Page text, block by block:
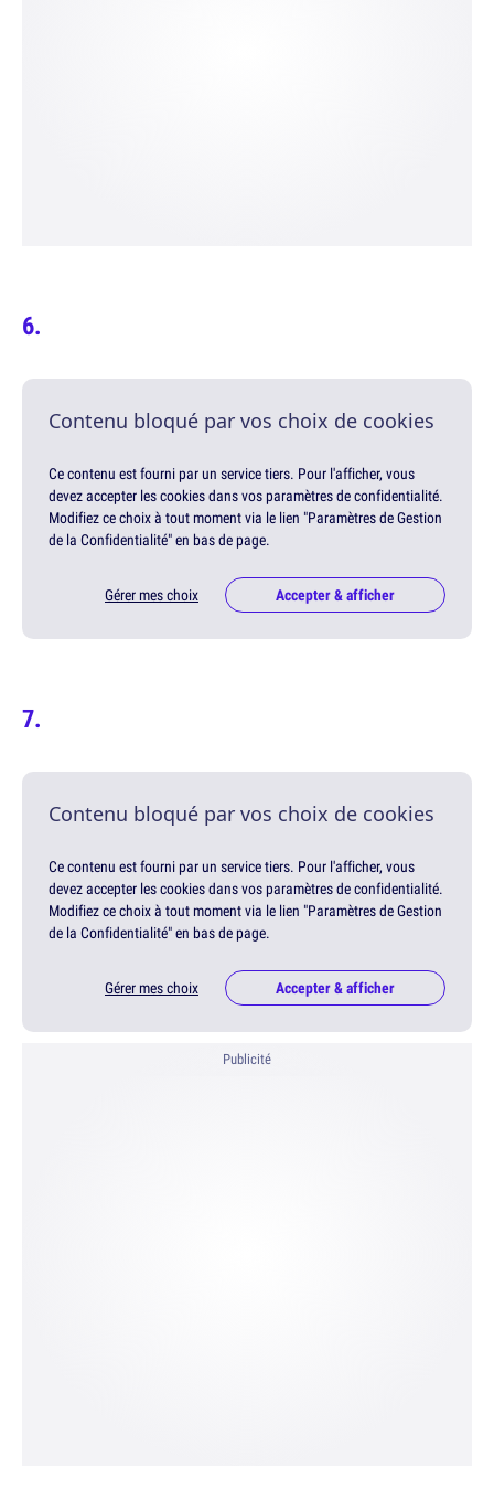
Contenu bloqué par vos choix de cookies
Ce contenu est fourni par un service tiers. Pour l'afficher, vous
devez accepter les cookies dans vos paramètres de confidentialité.
Modifiez ce choix à tout moment via le lien "Paramètres de Gestion
de la Confidentialité" en bas de page.
Gérer mes choix Accepter & afficher
Contenu bloqué par vos choix de cookies
Ce contenu est fourni par un service tiers. Pour l'afficher, vous
devez accepter les cookies dans vos paramètres de confidentialité.
Modifiez ce choix à tout moment via le lien "Paramètres de Gestion
de la Confidentialité" en bas de page.
Gérer mes choix Accepter & afficher
Publicité